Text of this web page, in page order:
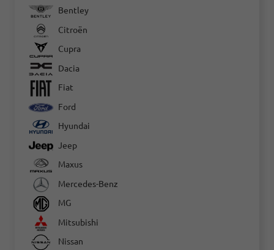
Bentley
Citroën
Cupra
Dacia
Fiat
Ford
Hyundai
Jeep
Maxus
Mercedes-Benz
MG
Mitsubishi
Nissan